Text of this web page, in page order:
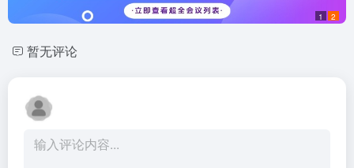
1 2
暂无评论